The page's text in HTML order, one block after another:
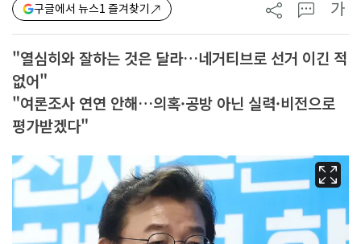
구글에서 뉴스1 즐겨찾기 가
"열심히와 잘하는 것은 달라…네거티브로 선거 이긴 적
없어"
"여론조사 연연 안해…의혹·공방 아닌 실력·비전으로
평가받겠다"